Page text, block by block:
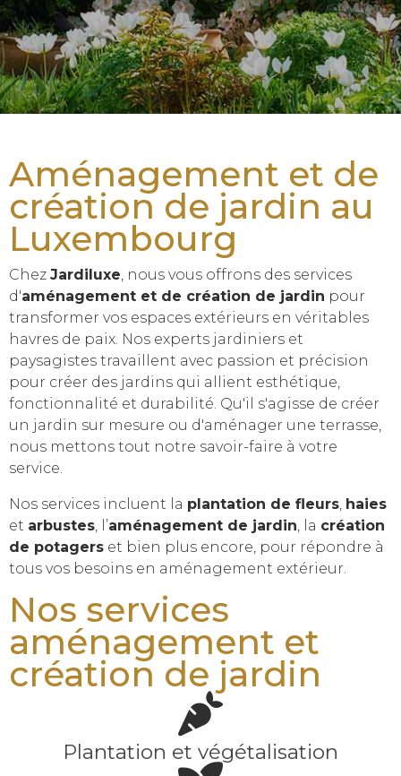
Aménagement et de
création de jardin au
Luxembourg
Chez Jardiluxe, nous vous offrons des services
d'aménagement et de création de jardin pour
transformer vos espaces extérieurs en véritables
havres de paix. Nos experts jardiniers et
paysagistes travaillent avec passion et précision
pour créer des jardins qui allient esthétique,
fonctionnalité et durabilité. Qu'il s'agisse de créer
un jardin sur mesure ou d'aménager une terrasse,
nous mettons tout notre savoir-faire à votre
service.
Nos services incluent la plantation de fleurs, haies
et arbustes, l’aménagement de jardin, la création
de potagers et bien plus encore, pour répondre à
tous vos besoins en aménagement extérieur.
Nos services
aménagement et
création de jardin
Plantation et végétalisation
Nettoyage et entretien des